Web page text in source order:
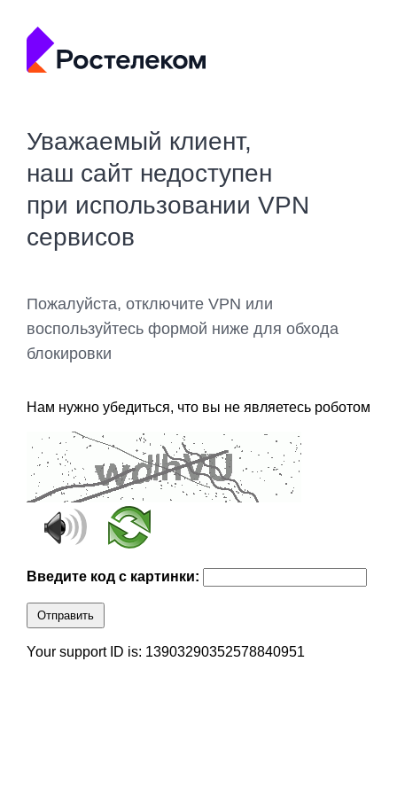
Уважаемый клиент,
наш сайт недоступен
при использовании VPN
сервисов
Пожалуйста, отключите VPN или
воспользуйтесь формой ниже для обхода
блокировки
Нам нужно убедиться, что вы не являетесь роботом
Введите код с картинки:
Отправить
Your support ID is: 13903290352578840951